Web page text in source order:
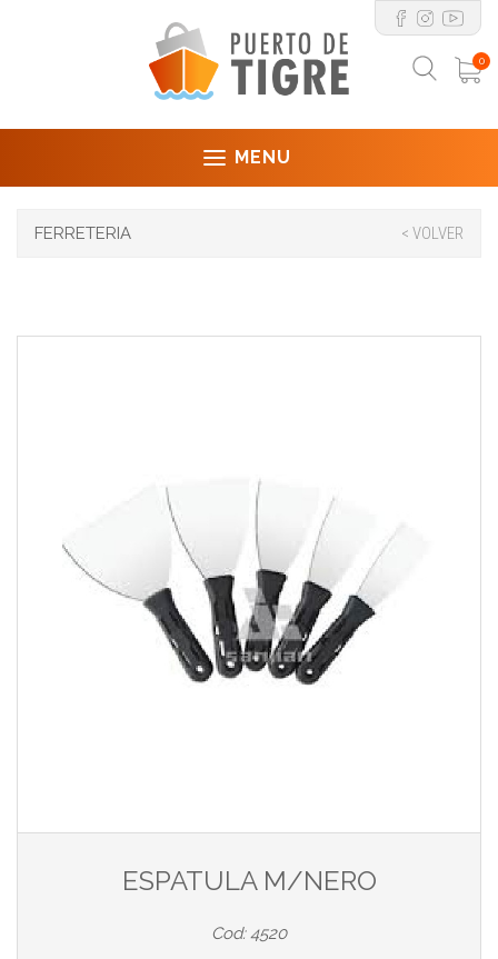
0
MENU
FERRETERIA < VOLVER
ESPATULA M/NERO
Cod: 4520